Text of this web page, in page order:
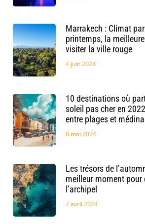
Marrakech : Climat
printemps, la
visiter la ville rouge
4 juin 2024
10 destinations où
soleil pas cher en
entre plages et
8 mai 2024
Les trésors de
meilleur moment pour
l’archipel
7 avril 2024